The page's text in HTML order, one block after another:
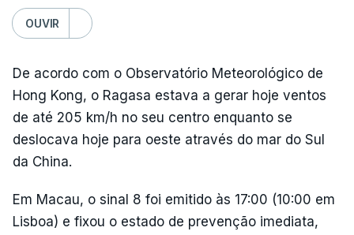
OUVIR
De acordo com o Observatório Meteorológico de
Hong Kong, o Ragasa estava a gerar hoje ventos
de até 205 km/h no seu centro enquanto se
deslocava hoje para oeste através do mar do Sul
da China.
Em Macau, o sinal 8 foi emitido às 17:00 (10:00 em
Lisboa) e fixou o estado de prevenção imediata,